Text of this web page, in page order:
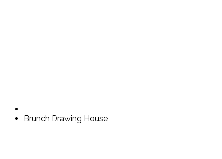
Brunch Drawing House